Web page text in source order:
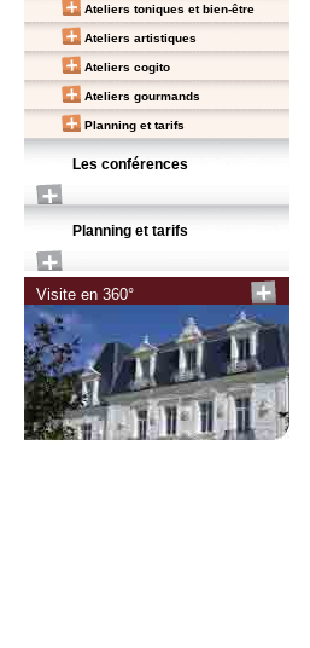
Ateliers toniques et bien-être
Ateliers artistiques
Ateliers cogito
Ateliers gourmands
Planning et tarifs
Les conférences
Planning et tarifs
Visite en 360°